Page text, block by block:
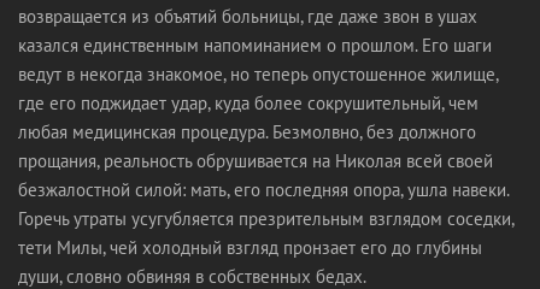
возвращается из объятий больницы, где даже звон в ушах
казался единственным напоминанием о прошлом. Его шаги
ведут в некогда знакомое, но теперь опустошенное жилище,
где его поджидает удар, куда более сокрушительный, чем
любая медицинская процедура. Безмолвно, без должного
прощания, реальность обрушивается на Николая всей своей
безжалостной силой: мать, его последняя опора, ушла навеки.
Горечь утраты усугубляется презрительным взглядом соседки,
тети Милы, чей холодный взгляд пронзает его до глубины
души, словно обвиняя в собственных бедах.